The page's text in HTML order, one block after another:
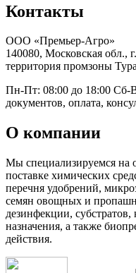
Контакты
ООО «Премьер-Агро»
140080, Московская обл.,
территория промзоны
Пн-Пт: 08:00 до 18:00 Сб-
документов, оплата,
О компании
Мы специализируемся на
поставке химических
перечня удобрений,
семян овощных и
дезинфекции,
назначения, а также
действия.